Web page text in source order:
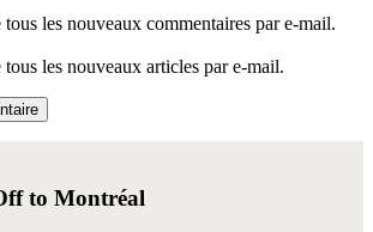
les nouveaux commentaires par e-mail.
les nouveaux articles par e-mail.
to Montréal